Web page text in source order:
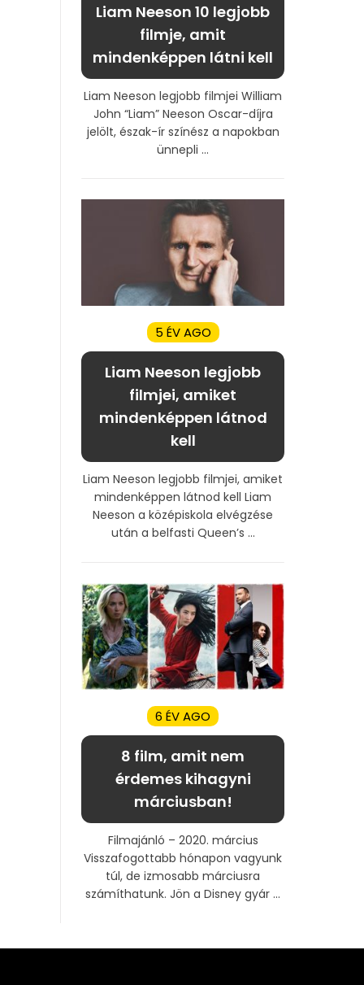
Liam Neeson 10 legjobb
filmje, amit
mindenképpen látni kell
Liam Neeson legjobb filmjei William
John “Liam” Neeson Oscar-díjra
jelölt, észak-ír színész a napokban
ünnepli ...
5 ÉV AGO
Liam Neeson legjobb
filmjei, amiket
mindenképpen látnod
kell
Liam Neeson legjobb filmjei, amiket
mindenképpen látnod kell Liam
Neeson a középiskola elvégzése
után a belfasti Queen’s ...
6 ÉV AGO
8 film, amit nem
érdemes kihagyni
márciusban!
Filmajánló – 2020. március
Visszafogottabb hónapon vagyunk
túl, de izmosabb márciusra
számíthatunk. Jön a Disney gyár ...